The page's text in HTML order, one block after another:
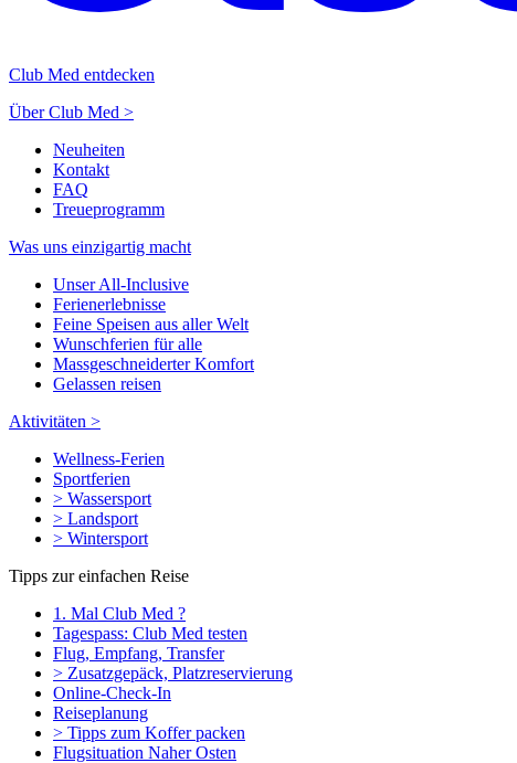
Club Med entdecken
Über Club Med >
Neuheiten
Kontakt
FAQ
Treueprogramm
Was uns einzigartig macht
Unser All-Inclusive
Ferienerlebnisse
Feine Speisen aus aller Welt
Wunschferien für alle
Massgeschneiderter Komfort
Gelassen reisen
Aktivitäten >
Wellness-Ferien
Sportferien
> Wassersport
> Landsport
> Wintersport
Tipps zur einfachen Reise
1. Mal Club Med ?
Tagespass: Club Med testen
Flug, Empfang, Transfer
> Zusatzgepäck, Platzreservierung
Online-Check-In
Reiseplanung
> Tipps zum Koffer packen
Flugsituation Naher Osten